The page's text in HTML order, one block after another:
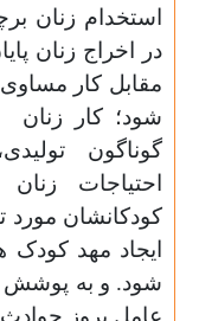
استخدام زنان
در اخراج زنان
مقابل کار مساوی
شود؛ کار زنان
گوناگون
احتیاجات
کودکانشان مورد
ایجاد مهد کودک
شود. و به پوشش
عامل بروز